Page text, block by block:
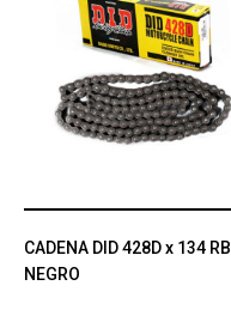
CADENA DID 428D x 134 RB
NEGRO